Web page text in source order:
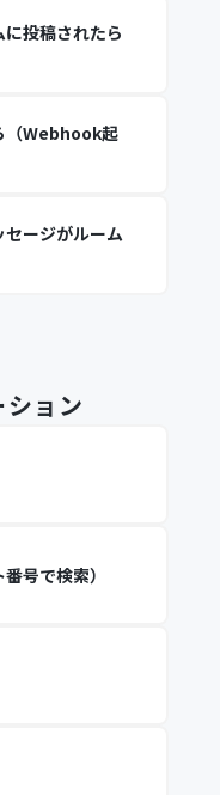
投稿されたら
（Webhook起
ージがルーム
ョン
号で検索）